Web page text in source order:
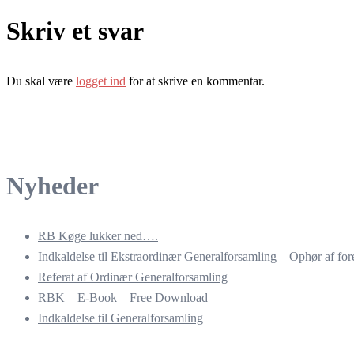
Skriv et svar
Du skal være logget ind for at skrive en kommentar.
Nyheder
RB Køge lukker ned….
Indkaldelse til Ekstraordinær Generalforsamling – Ophør af
Referat af Ordinær Generalforsamling
RBK – E-Book – Free Download
Indkaldelse til Generalforsamling